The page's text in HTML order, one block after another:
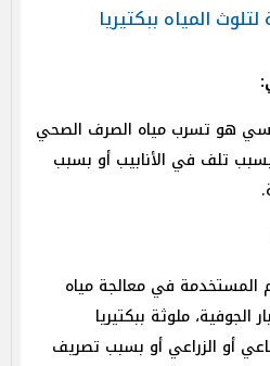
المياه ببكتيريا
هو تسرب مياه الصرف الصحي
تلف في الأنابيب أو بسبب
المستخدمة في معالجة مياه
الجوفية، ملوثة ببكتيريا
أو الزراعي أو بسبب تصريف